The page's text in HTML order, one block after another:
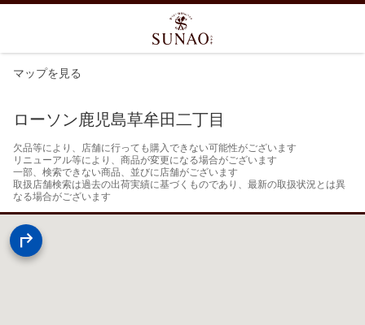
マップを見る
ローソン鹿児島草牟田二丁目
欠品等により、店舗に行っても購入できない可能性がございます
リニューアル等により、商品が変更になる場合がございます
一部、検索できない商品、並びに店舗がございます
取扱店舗検索は過去の出荷実績に基づくものであり、最新の取扱状況とは異
なる場合がございます